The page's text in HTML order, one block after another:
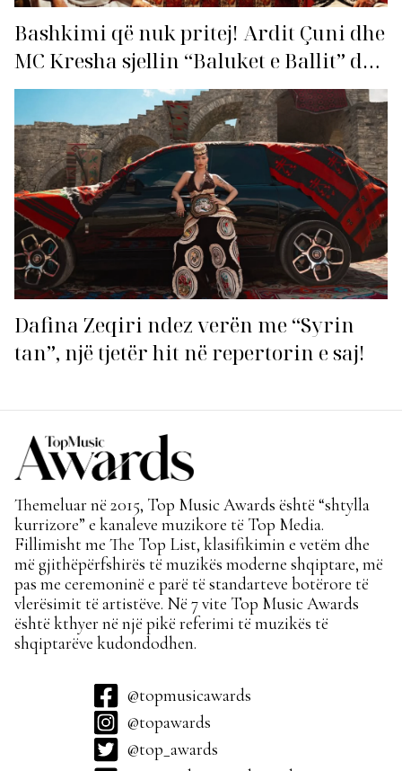
Bashkimi që nuk pritej! Ardit Çuni dhe
MC Kresha sjellin “Baluket e Ballit” dhe
ndezin rrjetin!
Dafina Zeqiri ndez verën me “Syrin
tan”, një tjetër hit në repertorin e saj!
Themeluar në 2015, Top Music Awards është “shtylla
kurrizore” e kanaleve muzikore të Top Media.
Fillimisht me The Top List, klasifikimin e vetëm dhe
më gjithëpërfshirës të muzikës moderne shqiptare, më
pas me ceremoninë e parë të standarteve botërore të
vlerësimit të artistëve. Në 7 vite Top Music Awards
është kthyer në një pikë referimi të muzikës të
shqiptarëve kudondodhen.
@topmusicawards
@topawards
@top_awards